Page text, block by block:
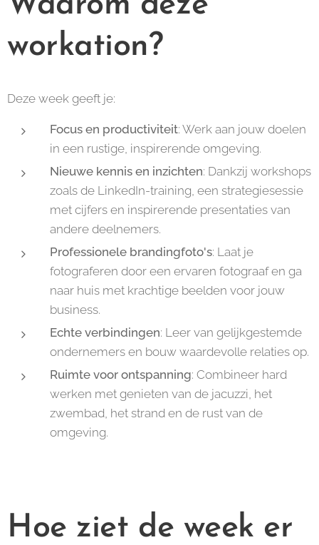
workation?
Deze week geeft je:
Focus en productiviteit: Werk aan jouw doelen
in een rustige, inspirerende omgeving.
Nieuwe kennis en inzichten: Dankzij workshops
zoals de LinkedIn-training, een strategiesessie
met cijfers en inspirerende presentaties van
andere deelnemers.
Professionele brandingfoto's: Laat je
fotograferen door een ervaren fotograaf en ga
naar huis met krachtige beelden voor jouw
business.
Echte verbindingen: Leer van gelijkgestemde
ondernemers en bouw waardevolle relaties op.
Ruimte voor ontspanning: Combineer hard
werken met genieten van de jacuzzi, het
zwembad, het strand en de rust van de
omgeving.
Hoe ziet de week er